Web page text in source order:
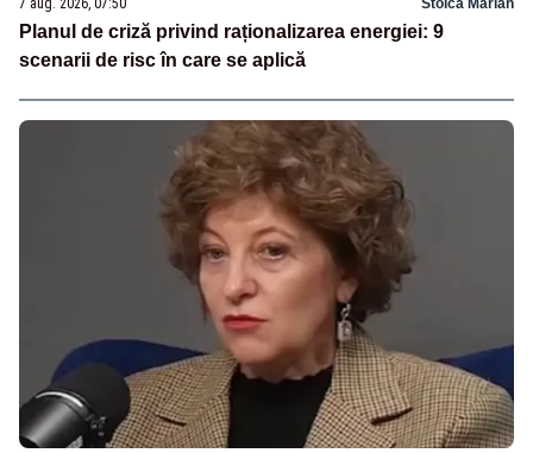
Planul de criză privind raționalizarea energiei: 9
scenarii de risc în care se aplică